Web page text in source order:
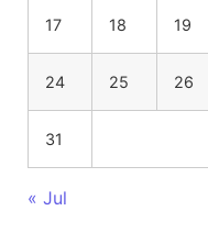
17 18 19
24 25 26
31
« Jul